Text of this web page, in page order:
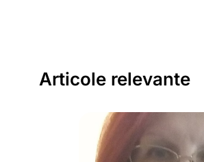
Articole relevante